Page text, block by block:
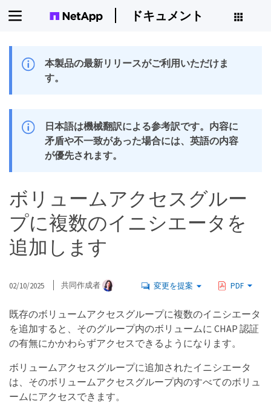
ドキュメント
本製品の最新リリースがご利用いただけま
す。
日本語は機械翻訳による参考訳です。内容に
矛盾や不一致があった場合には、英語の内容
が優先されます。
ボリュームアクセスグルー
プに複数のイニシエータを
追加します
02/10/2025 共同作成者 変更を提案 PDF
既存のボリュームアクセスグループに複数のイニシエータ
を追加すると、そのグループ内のボリュームに CHAP 認証
の有無にかかわらずアクセスできるようになります。
ボリュームアクセスグループに追加されたイニシエータ
は、そのボリュームアクセスグループ内のすべてのボリュ
ームにアクセスできます。